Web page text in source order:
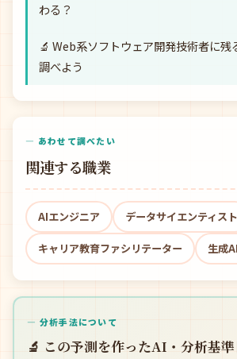
わる？
🔬 Web系ソフトウェア開発技術者に残
調べよう
— あわせて調べたい
関連する職業
AIエンジニア データサイエンティスト
キャリア教育ファシリテーター 生成
— 分析手法について
🔬 この予測を作ったAI・分析基準